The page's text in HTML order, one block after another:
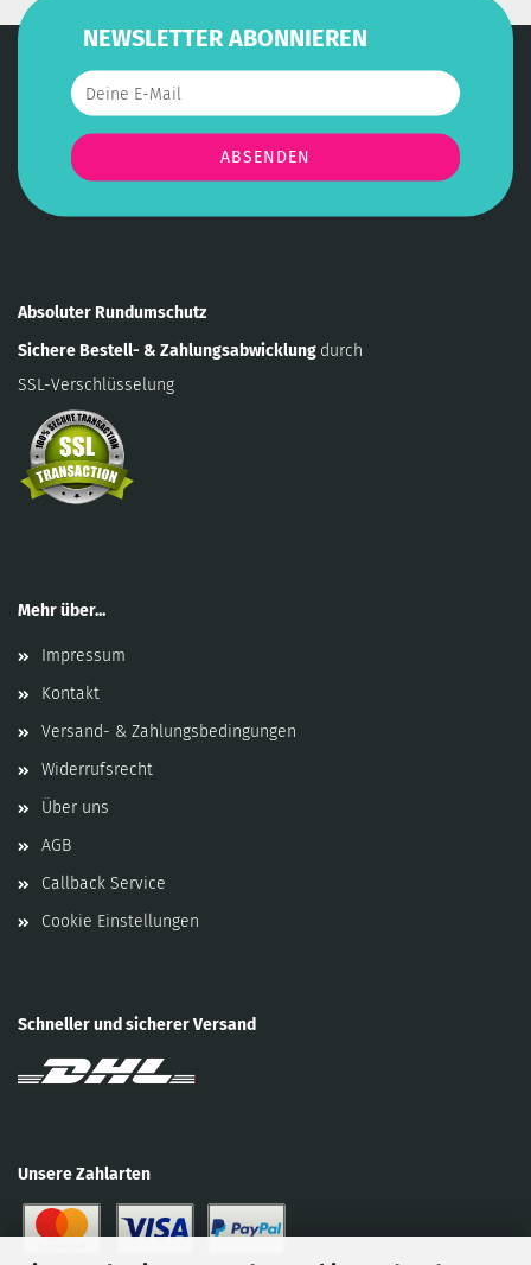
NEWSLETTER ABONNIEREN
Absoluter Rundumschutz
Sichere Bestell- & Zahlungsabwicklung durch
SSL-Verschlüsselung
Mehr über...
Impressum
Kontakt
Versand- & Zahlungsbedingungen
Widerrufsrecht
Über uns
AGB
Callback Service
Cookie Einstellungen
Schneller und sicherer Versand
Unsere Zahlarten